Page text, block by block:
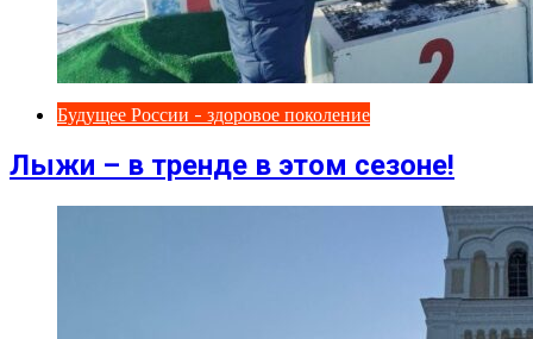
Будущее России - здоровое поколение
Лыжи – в тренде в этом сезоне!